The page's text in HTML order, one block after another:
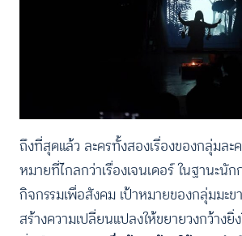
ถึงที่สุดแล้ว ละครทั้งสองเรื่องของกลุ่มละ
หมายที่ไกลกว่าเรื่องเจนเดอร์ ในฐานะนั
กิจกรรมเพื่อสังคม เป้าหมายของกลุ่มมะ
สร้างความเปลี่ยนแปลงให้ขยายวงกว้างยิ่